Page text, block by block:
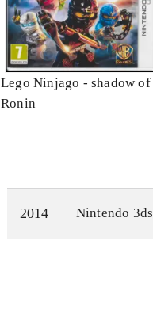
Lego Ninjago - shadow of
Ronin
2014 Nintendo 3ds